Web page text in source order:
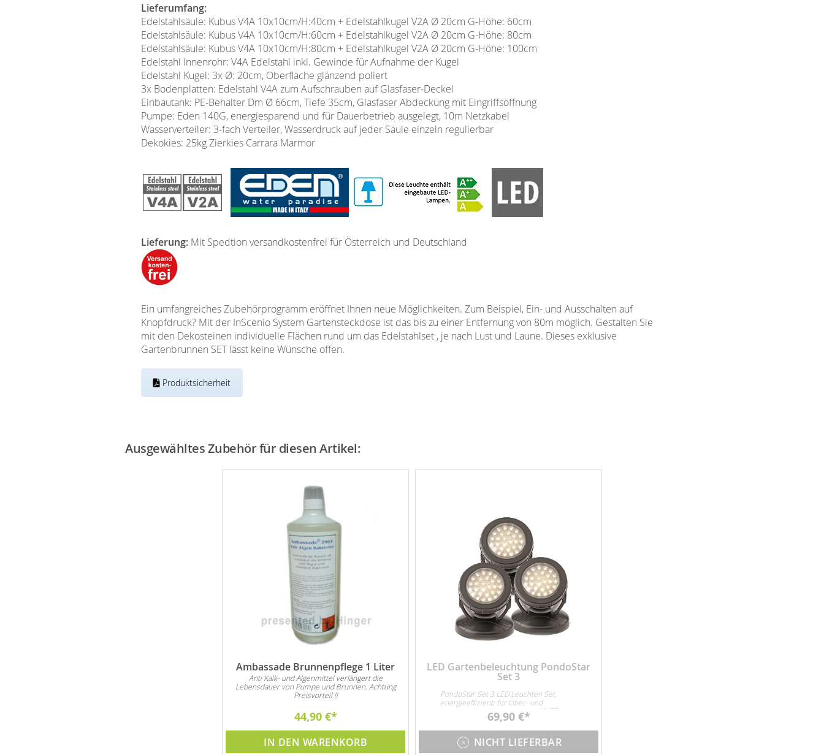
Lieferumfang:
Edelstahlsäule: Kubus V4A 10x10cm/H:40cm + Edelstahlkugel V2A Ø 20cm G-Höhe: 60cm
Edelstahlsäule: Kubus V4A 10x10cm/H:60cm + Edelstahlkugel V2A Ø 20cm G-Höhe: 80cm
Edelstahlsäule: Kubus V4A 10x10cm/H:80cm + Edelstahlkugel V2A Ø 20cm G-Höhe: 100cm
Edelstahl Innenrohr: V4A Edelstahl inkl. Gewinde für Aufnahme der Kugel
Edelstahl Kugel: 3x Ø: 20cm, Oberfläche glänzend poliert
3x Bodenplatten: Edelstahl V4A zum Aufschrauben auf Glasfaser-Deckel
Einbautank: PE-Behälter Dm Ø 66cm, Tiefe 35cm, Glasfaser Abdeckung mit Eingriffsöffnung
Pumpe: Eden 140G, energiesparend und für Dauerbetrieb ausgelegt, 10m Netzkabel
Wasserverteiler: 3-fach Verteiler, Wasserdruck auf jeder Säule einzeln regulierbar
Dekokies: 25kg Zierkies Carrara Marmor
Lieferung: Mit Spedtion versandkostenfrei für Österreich und Deutschland
Ein umfangreiches Zubehörprogramm eröffnet Ihnen neue Möglichkeiten. Zum Beispiel, Ein- und Ausschalten auf
Knopfdruck? Mit der InScenio System Gartensteckdose ist das bis zu einer Entfernung von 80m möglich. Gestalten Sie
mit den Dekosteinen individuelle Flächen rund um das Edelstahlset , je nach Lust und Laune. Dieses exklusive
Gartenbrunnen SET lässt keine Wünsche offen.
Produktsicherheit
Ausgewähltes Zubehör für diesen Artikel:
Ambassade Brunnenpflege 1 Liter
Anti Kalk- und Algenmittel verlängert die
Lebensdauer von Pumpe und Brunnen. Achtung
Preisvorteil !!
44,90 €
IN DEN WARENKORB
LED Gartenbeleuchtung PondoStar
Set 3
PondoStar Set 3 LED Leuchten Set,
energieeffizient; für Über- und
Unterwasser. Abmessungen 60x75mm,
69,90 €
NICHT LIEFERBAR